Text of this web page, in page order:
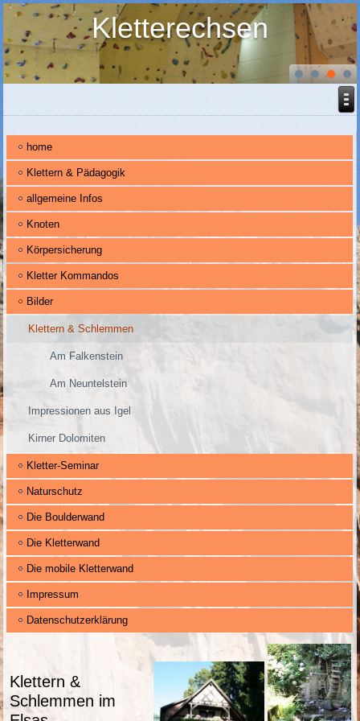
Kletterechsen
home
Klettern & Pädagogik
allgemeine Infos
Knoten
Körpersicherung
Kletter Kommandos
Bilder
Klettern & Schlemmen
Am Falkenstein
Am Neuntelstein
Impressionen aus Igel
Kirner Dolomiten
Kletter-Seminar
Naturschutz
Die Boulderwand
Die Kletterwand
Die mobile Kletterwand
Impressum
Datenschutzerklärung
Klettern &
Schlemmen im